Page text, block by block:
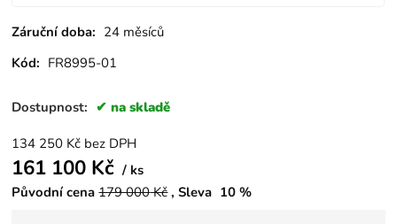
Záruční doba: 24 měsíců
Kód: FR8995-01
Dostupnost: na skladě
134 250 Kč bez DPH
161 100 Kč
ks
Původní cena 179 000Kč Sleva 10 %